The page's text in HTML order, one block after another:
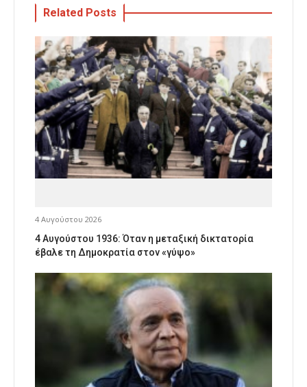
Related Posts
4 Αυγούστου 2026
4 Αυγούστου 1936: Όταν η μεταξική δικτατορία
έβαλε τη Δημοκρατία στον «γύψο»